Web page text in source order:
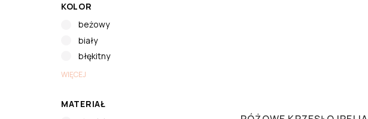
KOLOR
beżowy
biały
błękitny
WIĘCEJ
MATERIAŁ